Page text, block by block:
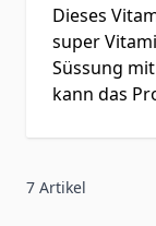
Dieses
super
Süssung
kann das
7 Artikel